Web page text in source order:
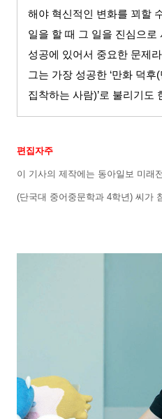
해야 혁신적인 변화를 꾀할
일을 할 때 그 일을 진심으로
성공에 있어서 중요한 문제
그는 가장 성공한 ‘만화 덕후(
집착하는 사람)’로 불리기도
편집자주
이 기사의 제작에는 동아일보 미래
(단국대 중어중문학과 4학년)씨가